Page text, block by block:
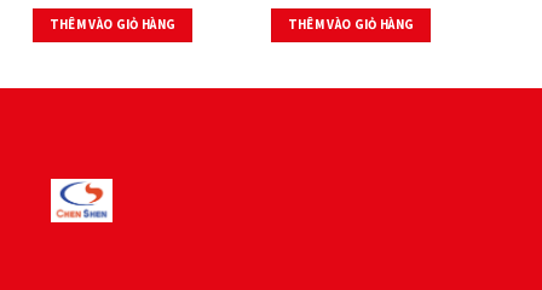
THÊM VÀO GIỎ HÀNG THÊM VÀO GIỎ HÀNG